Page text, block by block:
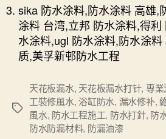
sika 防水涂料,防水涂料 高雄,
涂料 台湾,立邦 防水涂料,得
水涂料,ugl 防水涂料,防水涂
质,美孚新邨防水工程
Tags
天花板漏水, 天花板漏水打针, 專
工裝修風水, 浴缸防水, 漏水修补,
風水, 防水工程施工, 防水打針, 防
防水防漏材料, 防漏油漆